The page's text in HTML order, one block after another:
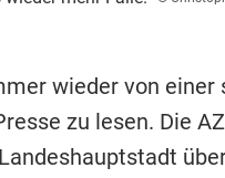
wieder von einer
zu lesen. Die